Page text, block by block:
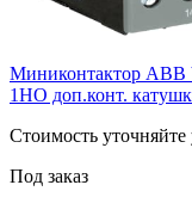
Миниконтактор
1НО доп.конт.
Cтоимость
Под заказ